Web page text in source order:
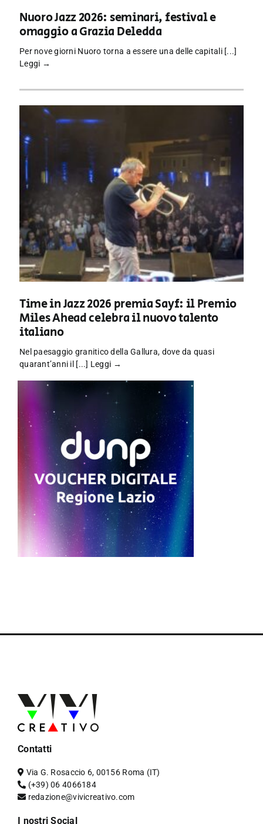
Nuoro Jazz 2026: seminari, festival e
omaggio a Grazia Deledda
Per nove giorni Nuoro torna a essere una delle capitali [...]
Leggi →
Time in Jazz 2026 premia Sayf: il Premio
Miles Ahead celebra il nuovo talento
italiano
Nel paesaggio granitico della Gallura, dove da quasi
quarant’anni il [...] Leggi →
Contatti
Via G. Rosaccio 6, 00156 Roma (IT)
(+39) 06 4066184
redazione@vivicreativo.com
I nostri Social